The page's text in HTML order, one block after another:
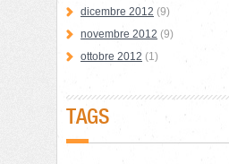
dicembre 2012 (9)
novembre 2012 (9)
ottobre 2012 (1)
TAGS